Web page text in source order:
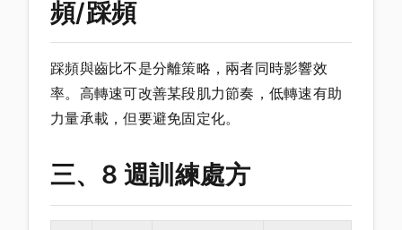
頻/踩頻
踩頻與齒比不是分離策略，兩者同時影響效
率。高轉速可改善某段肌力節奏，低轉速有助
力量承載，但要避免固定化。
三、8 週訓練處方